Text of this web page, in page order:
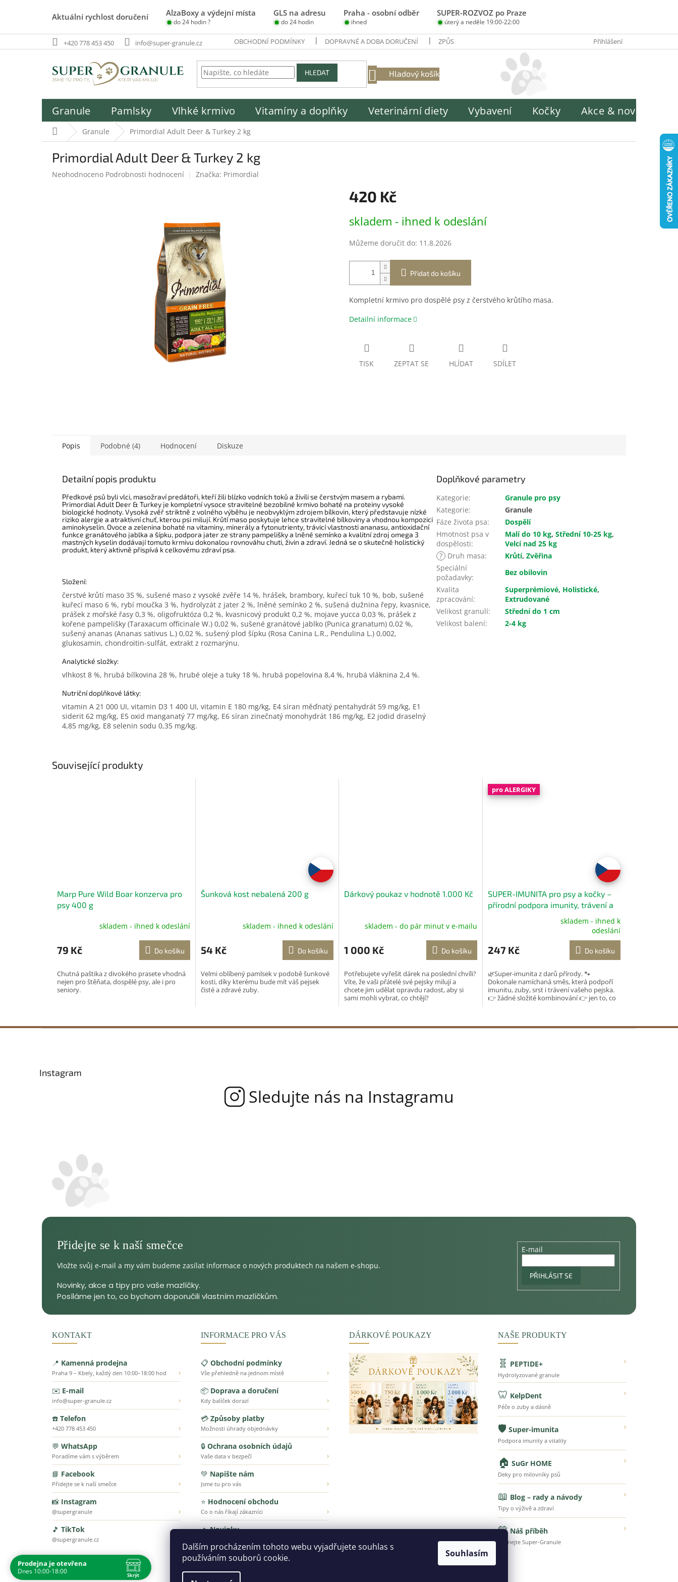
Dalším procházením tohoto webu vyjadřujete souhlas s
používáním souborů cookie.
Souhlasím
Aktuální rychlost doručení AlzaBoxy a výdejní místa GLS na adresu Praha - osobní odběr SUPER-ROZVOZ po Praze
do 24 hodin ? do 24 hodin ihned úterý a neděle 19:00-22:00
+420 778 453 450 info@super-granule.cz OBCHODNÍ PODMÍNKY DOPRAVNÉ A DOBA DORUČENÍ ZPŮSOBY PLATBY INFORMACE O ZPRACOVÁNÍ OSOBNÍCH ÚDAJŮ
Přihlášení
HLEDAT
NÁKUPNÍ
Hladový košík
Granule Pamlsky Vlhké krmivo Vitamíny a doplňky Veterinární diety Vybavení Kočky Akce & novinky
Domů Granule Primordial Adult Deer & Turkey 2 kg
Primordial Adult Deer & Turkey 2 kg
Průměrné
Neohodnoceno Podrobnosti hodnocení Značka: Primordial
420 Kč
cena:
skladem - ihned k odeslání
Můžeme doručit do: 11.8.2026
Přidat do košíku
Kompletní krmivo pro dospělé psy z čerstvého krůtího masa.
Detailní informace
TISK ZEPTAT SE HLÍDAT SDÍLET
Popis Podobné (4) Hodnocení Diskuze
Detailní popis produktu
Předkové psů byli vlci, masožraví predátoři, kteří žili blízko vodních toků a živili se čerstvým masem a rybami.
Primordial Adult Deer & Turkey je kompletní vysoce stravitelné bezobilné krmivo bohaté na proteiny vysoké
biologické hodnoty. Vysoká zvěř striktně z volného výběhu je neobvyklým zdrojem bílkovin, který představuje nízké
riziko alergie a atraktivní chuť, kterou psi milují. Krůtí maso poskytuje lehce stravitelné bílkoviny a vhodnou kompozici
aminokyselin. Ovoce a zelenina bohaté na vitaminy, minerály a fytonutrienty, trávicí vlastnosti ananasu, antioxidační
funkce granátového jablka a šípku, podpora jater ze strany pampeliškya lněné semínko a kvalitnízdroj omega 3
mastných kyselin dodávajítomuto krmivu dokonalou rovnováhu chuti, živin a zdraví. Jedná se o skutečně holistický
produkt, který aktivně přispívá k celkovému zdraví psa.
Složení:
čerstvé krůtí maso 35 %, sušené maso z vysoké zvěře 14 %, hrášek, brambory, kuřecí tuk 10 %, bob, sušené
kuřecí maso 6 %, rybí moučka 3 %, hydrolyzát z jater 2 %, lněné semínko 2 %, sušená dužnina řepy, kvasnice,
prášek z mořské řasy 0,3 %, oligofruktóza 0,2 %, kvasnicový produkt 0,2 %, mojave yucca 0,03 %, prášek z
kořene pampelišky (Taraxacum officinale W.) 0,02 %, sušené granátové jablko (Punica granatum) 0,02 %,
sušený ananas (Ananas sativus L.) 0,02 %, sušený plod šípku (Rosa Canina L.R., Pendulina L.) 0,002,
glukosamin, chondroitin-sulfát, extrakt z rozmarýnu.
Analytické složky:
vlhkost 8 %, hrubá bílkovina 28 %, hrubé oleje a tuky 18 %, hrubá popelovina 8,4 %, hrubá vláknina 2,4 %.
Nutriční doplňkové látky:
vitamin A 21 000 UI, vitamin D3 1 400 UI, vitamin E 180 mg/kg, E4 síran měďnatý pentahydrát 59 mg/kg, E1
siderit 62 mg/kg, E5 oxid manganatý 77 mg/kg, E6 síran zinečnatý monohydrát 186 mg/kg, E2 jodid draselný
4,85 mg/kg, E8 selenin sodu 0,35 mg/kg.
Doplňkové parametry
Kategorie:
Granule pro psy
Kategorie:
Granule
Fáze života psa:
Dospělí
Hmotnost psa v
dospělosti:
Malí do 10 kg,Střední 10-25 kg,
Velcí nad 25 kg
? Druh masa: Krůtí,Zvěřina
Speciální
požadavky:
Bez obilovin
Kvalita
zpracování:
Superprémiové, Holistické,
Extrudované
Velikost granulí:
Střední do 1 cm
Velikost balení: 2-4 kg
Související produkty
Marp Pure Wild Boar konzerva pro
psy 400 g
skladem - ihned k odeslání
79 Kč Do košíku
Chutná paštika z divokého prasete vhodná
nejen pro štěňata, dospělé psy, ale i pro
seniory.
Šunková kost nebalená 200 g
skladem - ihned k odeslání
54 Kč Do košíku
Velmi oblíbený pamlsek v podobě šunkové
kosti, díky kterému bude mít váš pejsek
čisté a zdravé zuby.
Dárkový poukaz v hodnotě 1.000 Kč
skladem - do pár minut v e-mailu
1 000 Kč Do košíku
Potřebujete vyřešit dárek na poslední chvíli?
Víte, že vaši přátelé své pejsky milují a
chcete jim udělat opravdu radost, aby si
sami mohli vybrat, co chtějí?
pro ALERGIKY
SUPER-IMUNITA pro psy a kočky –
přírodní podpora imunity, trávení a
produktu
je
z
5
hvězdiček.
skladem - ihned k
odeslání
247 Kč Do košíku
🌿Super-imunita z darů přírody. 🐾
Dokonale namíchaná směs, která podpoří
imunitu, zuby, srst i trávení vašeho pejska.
👉 žádné složité kombinování 👉 jen to, co
Instagram
Vložte svůj e-mail a my vám budeme zasílat informace o nových produktech na našem e-shopu.
E-mail
PŘIHLÁSIT SE
KONTAKT
📍 Kamenná prodejna
Praha 9 – Kbely, každý den 10:00–18:00 hod
›
✉️ E-mail
info@super-granule.cz
›
☎️ Telefon
+420 778 453 450
›
💬 WhatsApp
Poradíme vám s výběrem
›
📘 Facebook
Přidejte se k naší smečce
›
📸 Instagram
@supergranule
›
🎵 TikTok
@supergranule.cz
INFORMACE PRO VÁS
📋 Obchodní podmínky
Vše přehledně na jednom místě
›
📦 Doprava a doručení
Kdy balíček dorazí
›
💳 Způsoby platby
Možnosti úhrady objednávky
›
🔒 Ochrana osobních údajů
Vaše data v bezpečí
›
💚 Napište nám
Jsme tu pro vás
›
⭐ Hodnocení obchodu
Co o nás říkají zákazníci
›
🔥Novinky
DÁRKOVÉ POUKAZY NAŠE PRODUKTY
🧬 PEPTIDE+ ›
Hydrolyzované granule
🦷 KelpDent ›
Péče o zuby a dásně
🛡️ Super-imunita ›
Podpora imunity a vitality
🏠 SuGr HOME ›
Deky pro milovníky psů
📖 Blog – rady a návody ›
Tipy o výživě a zdraví
💚 Náš příběh ›
Poznejte Super-Granule
Prodejna je otevřena
Dnes 10:00-18:00
Skrýt